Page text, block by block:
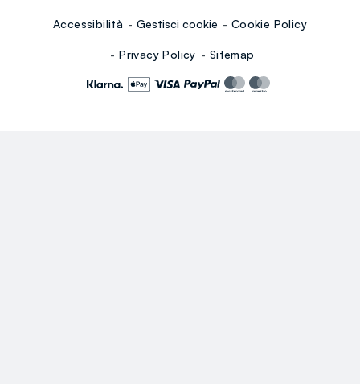
Accessibilità Gestisci cookie Cookie Policy
Privacy Policy Sitemap